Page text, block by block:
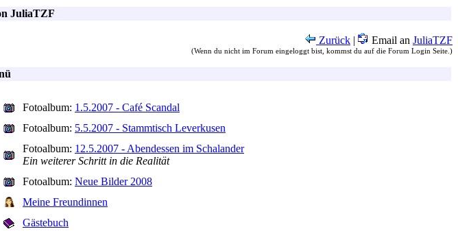
JuliaTZF
Zurück | Email an JuliaTZF
(Wenn du nicht im Forum eingeloggt bist, kommst du auf die Forum Login Seite.)
Fotoalbum: 1.5.2007 - Café Scandal
Fotoalbum: 5.5.2007 - Stammtisch Leverkusen
Fotoalbum: 12.5.2007 - Abendessen im Schalander
Ein weiterer Schritt in die Realität
Fotoalbum: Neue Bilder 2008
Meine Freundinnen
Gästebuch